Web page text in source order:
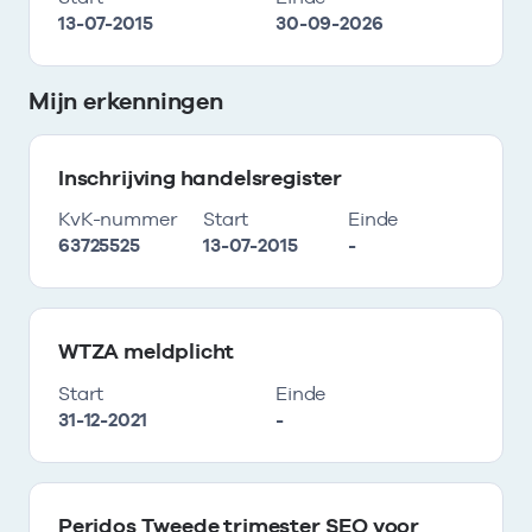
13-07-2015
30-09-2026
Mijn erkenningen
Inschrijving handelsregister
KvK-nummer
63725525
Start
13-07-2015
Einde
-
WTZA meldplicht
Start
31-12-2021
Einde
-
Peridos Tweede trimester SEO voor